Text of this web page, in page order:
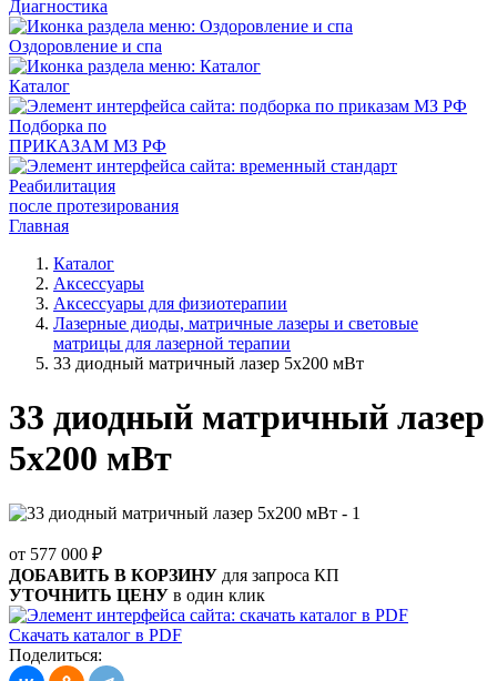
Диагностика
Оздоровление и спа
Каталог
Подборка по
ПРИКАЗАМ МЗ РФ
Реабилитация
после протезирования
Главная
Каталог
Аксессуары
Аксессуары для физиотерапии
Лазерные диоды, матричные лазеры и световые
матрицы для лазерной терапии
33 диодный матричный лазер 5x200 мВт
33 диодный матричный лазер
5x200 мВт
от 577 000 ₽
ДОБАВИТЬ В КОРЗИНУ для запроса КП
УТОЧНИТЬ ЦЕНУ в один клик
Скачать каталог в PDF
Поделиться: